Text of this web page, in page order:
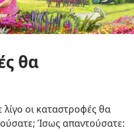
θα
οι καταστροφές θα
Ίσως απαντούσατε: